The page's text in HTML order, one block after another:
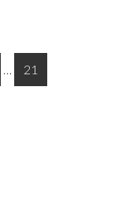
… 21